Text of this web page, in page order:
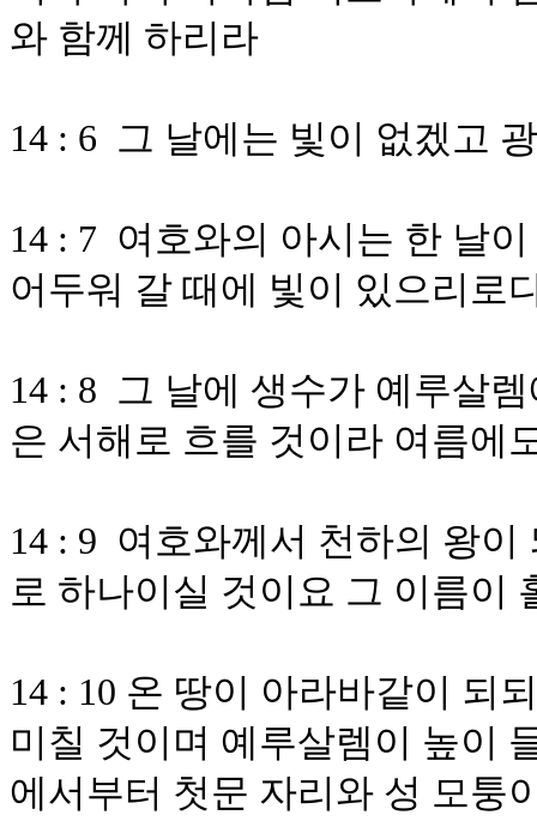
와 함께 하리라
14 : 6 그 날에는 빛이 없겠고
14 : 7 여호와의 아시는 한 날
어두워 갈 때에 빛이 있으리로
14 : 8 그 날에 생수가 예루살
은 서해로 흐를 것이라 여름에
14 : 9 여호와께서 천하의 왕
로 하나이실 것이요 그 이름이
14 : 10 온 땅이 아라바같이 되
미칠 것이며 예루살렘이 높이
에서부터 첫문 자리와 성 모퉁